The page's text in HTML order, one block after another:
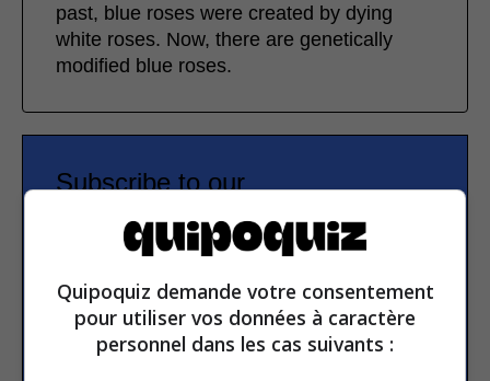
past, blue roses were created by dying
white roses. Now, there are genetically
modified blue roses.
Subscribe to our
Email address
Quipoquiz demande votre consentement
pour utiliser vos données à caractère
personnel dans les cas suivants :